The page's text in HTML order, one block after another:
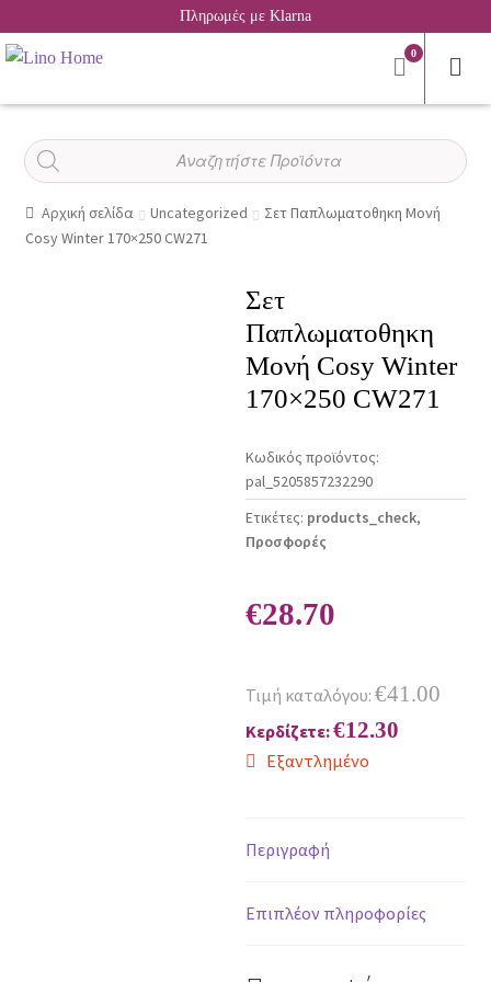
Πληρωμές με Klarna
0
Αναζήτηση
προϊόντων
Αρχική σελίδα Uncategorized
Σετ Παπλωματοθηκη Μονή
Cosy Winter 170×250 CW271
Σετ
Παπλωματοθηκη
Μονή Cosy Winter
170×250 CW271
Κωδικός προϊόντος:
pal_5205857232290
Ετικέτες: products_check,
Προσφορές
€28.70
Τιμή καταλόγου: €41.00
Κερδίζετε:€12.30
Εξαντλημένο
Περιγραφή
Επιπλέον πληροφορίες